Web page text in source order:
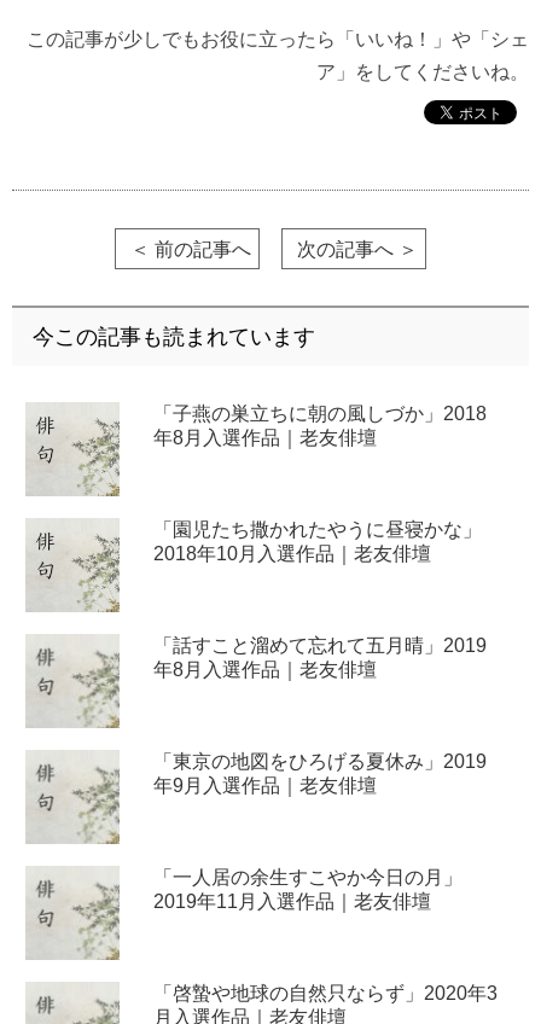
この記事が少しでもお役に立ったら「いいね！」や「シェ
ア」をしてくださいね。
＜ 前の記事へ 次の記事へ ＞
今この記事も読まれています
「子燕の巣立ちに朝の風しづか」2018
年8月入選作品｜老友俳壇
「園児たち撒かれたやうに昼寝かな」
2018年10月入選作品｜老友俳壇
「話すこと溜めて忘れて五月晴」2019
年8月入選作品｜老友俳壇
「東京の地図をひろげる夏休み」2019
年9月入選作品｜老友俳壇
「一人居の余生すこやか今日の月」
2019年11月入選作品｜老友俳壇
「啓蟄や地球の自然只ならず」2020年3
月入選作品｜老友俳壇